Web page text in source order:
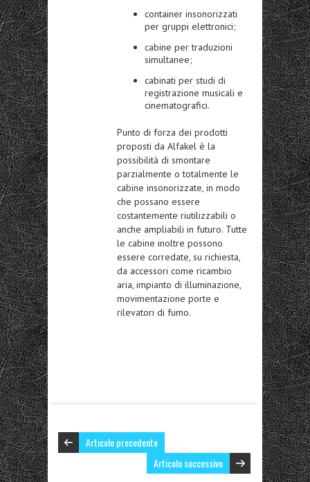
container insonorizzati
per gruppi elettronici;
cabine per traduzioni
simultanee;
cabinati per studi di
registrazione musicali e
cinematografici.
Punto di forza dei prodotti
proposti da Alfakel è la
possibilità di smontare
parzialmente o totalmente le
cabine insonorizzate, in modo
che possano essere
costantemente riutilizzabili o
anche ampliabili in futuro. Tutte
le cabine inoltre possono
essere corredate, su richiesta,
da accessori come ricambio
aria, impianto di illuminazione,
movimentazione porte e
rilevatori di fumo.
Articolo precedente
Articolo successivo